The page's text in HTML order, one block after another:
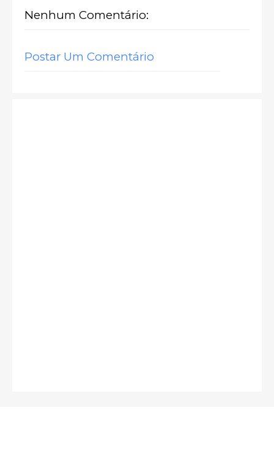
Nenhum Comentário:
Postar Um Comentário